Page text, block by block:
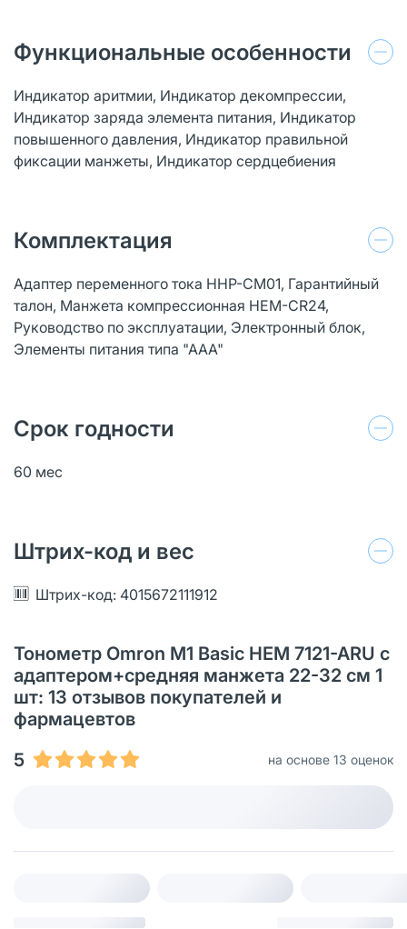
Функциональные особенности
Индикатор аритмии, Индикатор декомпрессии,
Индикатор заряда элемента питания, Индикатор
повышенного давления, Индикатор правильной
фиксации манжеты, Индикатор сердцебиения
Комплектация
Адаптер переменного тока HHP-CM01, Гарантийный
талон, Манжета компрессионная HEM-CR24,
Руководство по эксплуатации, Электронный блок,
Элементы питания типа "ААА"
Срок годности
60 мес
Штрих-код и вес
Штрих-код: 4015672111912
Тонометр Omron M1 Basic HEM 7121-ARU с
адаптером+средняя манжета 22-32 см 1
шт: 13 отзывов покупателей и
фармацевтов
5
на основе 13 оценок